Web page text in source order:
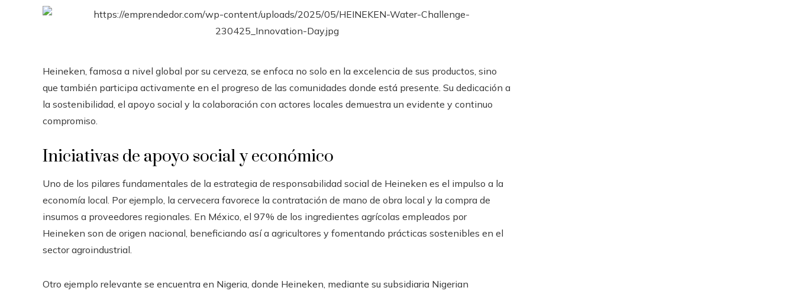
Heineken, famosa a nivel global por su cerveza, se enfoca no solo en la excelencia de sus productos, sino
que también participa activamente en el progreso de las comunidades donde está presente. Su dedicación a
la sostenibilidad, el apoyo social y la colaboración con actores locales demuestra un evidente y continuo
compromiso.
Iniciativas de apoyo social y económico
Uno de los pilares fundamentales de la estrategia de responsabilidad social de Heineken es el impulso a la
economía local. Por ejemplo, la cervecera favorece la contratación de mano de obra local y la compra de
insumos a proveedores regionales. En México, el 97% de los ingredientes agrícolas empleados por
Heineken son de origen nacional, beneficiando así a agricultores y fomentando prácticas sostenibles en el
sector agroindustrial.
Otro ejemplo relevante se encuentra en Nigeria, donde Heineken, mediante su subsidiaria Nigerian